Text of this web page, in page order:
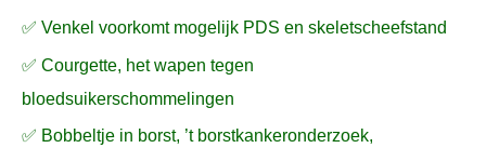
✅ Venkel voorkomt mogelijk PDS en skeletscheefstand
✅ Courgette, het wapen tegen
bloedsuikerschommelingen
✅ Bobbeltje in borst, ’t borstkankeronderzoek,